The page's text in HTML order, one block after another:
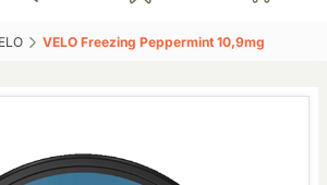
VELO Freezing Peppermint 10,9mg‎